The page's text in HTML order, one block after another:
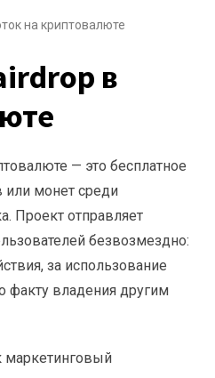
на криптовалюте
в
— это бесплатное
или монет среди
Проект отправляет
безвозмездно:
за использование
факту владения другим
маркетинговый